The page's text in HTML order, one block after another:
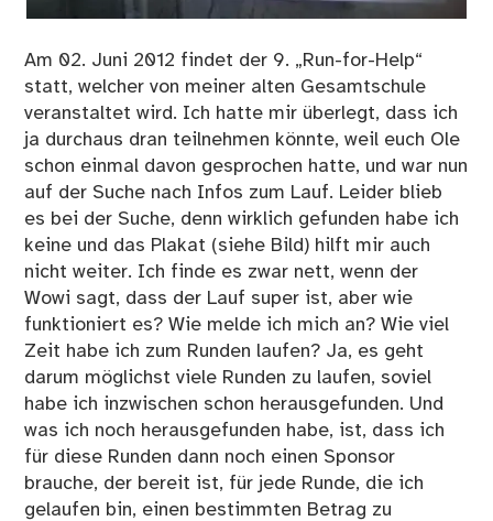
Am 02. Juni 2012 findet der 9. „Run-for-Help“
statt, welcher von meiner alten Gesamtschule
veranstaltet wird. Ich hatte mir überlegt, dass ich
ja durchaus dran teilnehmen könnte, weil euch Ole
schon einmal davon gesprochen hatte, und war nun
auf der Suche nach Infos zum Lauf. Leider blieb
es bei der Suche, denn wirklich gefunden habe ich
keine und das Plakat (siehe Bild) hilft mir auch
nicht weiter. Ich finde es zwar nett, wenn der
Wowi sagt, dass der Lauf super ist, aber wie
funktioniert es? Wie melde ich mich an? Wie viel
Zeit habe ich zum Runden laufen? Ja, es geht
darum möglichst viele Runden zu laufen, soviel
habe ich inzwischen schon herausgefunden. Und
was ich noch herausgefunden habe, ist, dass ich
für diese Runden dann noch einen Sponsor
brauche, der bereit ist, für jede Runde, die ich
gelaufen bin, einen bestimmten Betrag zu